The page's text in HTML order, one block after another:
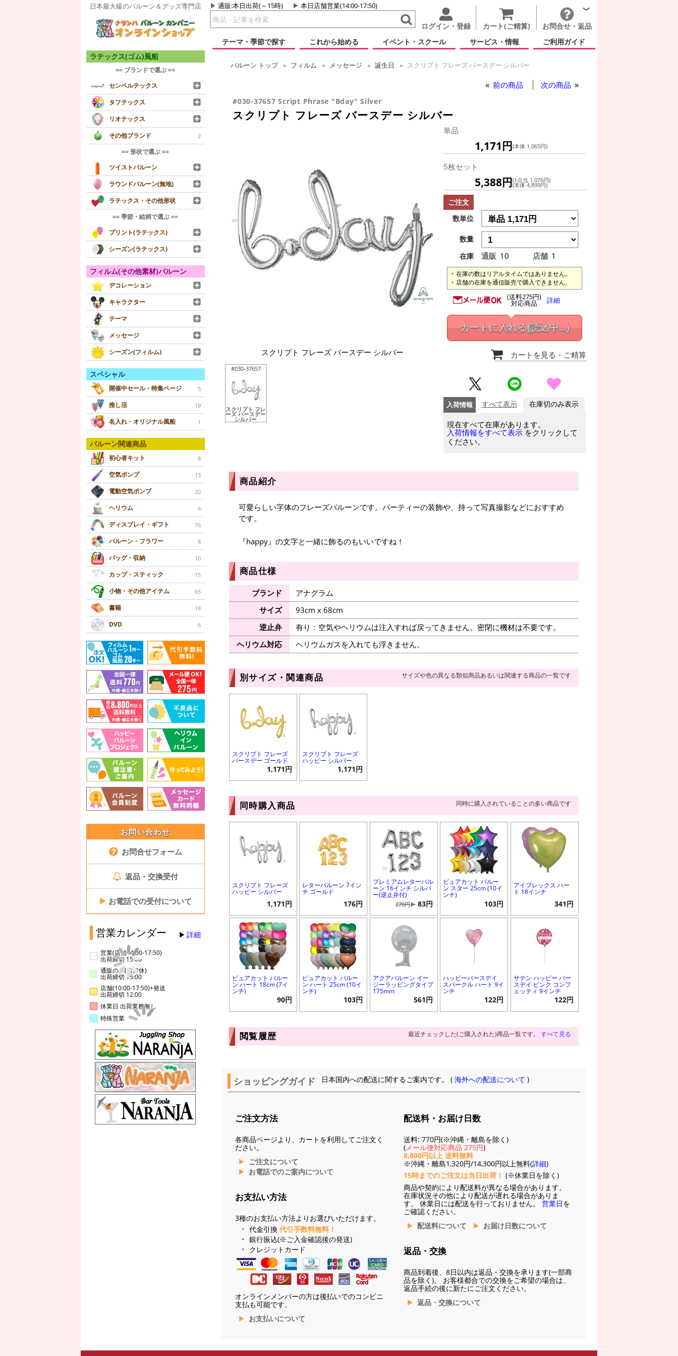
日本最大級のバルーン＆グッズ専門店 通販:本日出荷(～15時) 本日店舗営業(14:00-17:50)
ログイン・登録 カート(ご精算)
お問合せ・返品
テーマ・季節で探す
これから始める イベント・スクール サービス・情報 ご利用ガイド
ラテックス(ゴム)風船
== ブランドで選ぶ ==
センペルテックス
タフテックス
リオテックス
その他ブランド
2
== 形状で選ぶ ==
ツイストバルーン
ラウンドバルーン(無地)
ラテックス・その他形状
== 季節・絵柄で選ぶ ==
プリント(ラテックス)
シーズン(ラテックス)
フィルム(その他素材)バルーン
デコレーション
キャラクター
テーマ
メッセージ
シーズン(フィルム)
スペシャル
開催中セール・特集ページ 5
推し活 19
名入れ・オリジナル風船 1
バルーン関連商品
初心者キット 8
空気ポンプ 13
電動空気ポンプ 20
ヘリウム 6
ディスプレイ・ギフト 76
バルーン・フラワー 8
バッグ・収納 10
カップ・スティック 15
小物・その他アイテム 65
書籍 18
DVD 6
お問い合わせ
お問合せフォーム
返品・交換受付
▶ お電話での受付について
営業カレンダー 詳細
営業(店舗14:00-17:50)
出荷締切 15:00
通販のみ(店舗休)
出荷締切 15:00
店舗(10:00-17:50)+発送
出荷締切 12:00
休業日 出荷業務無し
特殊営業
バルーン トップ フィルム メッセージ 誕生日 スクリプト フレーズ バースデー シルバー
前の商品 次の商品
#030-37657 Script Phrase "Bday" Silver
スクリプト フレーズ バースデー シルバー
スクリプト フレーズ バースデー シルバー
#030-37657
スクリプト フレ
ーズ バースデー
シルバー
単品
1,171円(本体 1,065円)
5枚セット
5,388円(1点当 1,076円)
(本体 4,899円)
ご注文
数単位
数量
在庫
通販 10 店舗 1
在庫の数はリアルタイムではありません。
店舗の在庫を通信販売で購入できません。
(送料275円)
対応商品 詳細
カートに入れる(読込中...)
カートを見る ・ご精算
入荷情報 すべて表示 在庫切のみ表示
現在すべて在庫があります。
入荷情報をすべて表示 をクリックして
ください。
商品紹介
可愛らしい字体のフレーズバルーンです。パーティーの装飾や、持って写真撮影などにおすすめ
です。
『happy』の文字と一緒に飾るのもいいですね！
商品仕様
ブランド
アナグラム
サイズ
93cm x 68cm
逆止弁
有り：空気やヘリウムは注入すれば戻ってきません。密閉に機材は不要です。
ヘリウム対応
ヘリウムガスを入れても浮きません。
別サイズ・関連商品 サイズや色の異なる類似商品あるいは関連する商品の一覧です
スクリプト フレーズ
バースデー ゴールド
1,171円
スクリプト フレーズ
ハッピー シルバー
1,171円
同時購入商品 同時に購入されていることの多い商品です
スクリプト フレーズ
ハッピー シルバー
1,171円
レターバルーン 7イン
チ ゴールド
176円
プレミアムレターバル
ーン 16インチ シルバ
ー(逆止弁付)
279円▶ 83円
ピュアカット バルー
ン スター 25cm (10イ
ンチ)
103円
アイブレックス ハー
ト 18インチ
341円
ピュアカット バルー
ン ハート 18cm (7イ
ンチ)
90円
ピュアカット バルー
ン ハート 25cm (10イ
ンチ)
103円
アクアバルーン イー
ジーラッピングタイプ
175mm
561円
ハッピーバースデイ
スパークル ハート 9イ
ンチ
122円
サテン ハッピー バー
スデイ ピンク コンフ
ェッティ 9インチ
122円
閲覧履歴 最近チェックした(ご購入された)商品一覧です。 すべて見る
ショッピングガイド 日本国内への配送に関するご案内です。 (海外への配送について )
ご注文方法
各商品ページより、カートを利用してご注文く
ださい。
ご注文について
お電話でのご案内について
お支払い方法
3種のお支払い方法よりお選びいただけます。
代金引換 代引手数料無料！
銀行振込(※ご入金確認後の発送)
クレジットカード
オンラインメンバーの方は後払いでのコンビニ
支払も可能です。
お支払いについて
配送料・お届け日数
送料: 770円(※沖縄・離島を除く)
( メール便対応商品 275円)
8,800円以上 送料無料
※沖縄・離島1,320円/14,300円以上無料(詳細)
15時までのご注文は当日出荷！ (※休業日を除く)
商品や契約により配送料が異なる場合があります。
在庫状況その他により配送が遅れる場合がありま
す。 休業日には配送を行っておりません。 営業日を
ご確認ください。
配送料について
お届け日数について
返品・交換
商品到着後、8日以内は返品・交換を承ります(一部商
品を除く)。 お客様都合での交換をご希望の場合は、
返品手続の後に新たにご注文ください。
返品・交換について